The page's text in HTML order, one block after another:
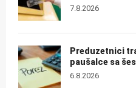
7.8.2026
Preduzetnici
paušalce sa
6.8.2026